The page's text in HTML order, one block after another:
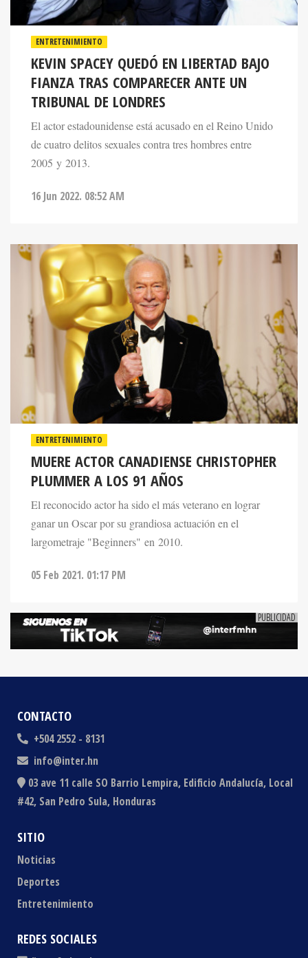
ENTRETENIMIENTO
KEVIN SPACEY QUEDÓ EN LIBERTAD BAJO
FIANZA TRAS COMPARECER ANTE UN
TRIBUNAL DE LONDRES
El actor estadounidense está acusado en el Reino Unido
de cuatro delitos sexuales contra tres hombres entre
2005 y 2013.
16 Jun 2022. 08:52 AM
ENTRETENIMIENTO
MUERE ACTOR CANADIENSE CHRISTOPHER
PLUMMER A LOS 91 AÑOS
El reconocido actor ha sido el más veterano en lograr
ganar un Oscar por su grandiosa actuación en el
largometraje "Beginners" en 2010.
05 Feb 2021. 01:17 PM
CONTACTO
+504 2552 - 8131
info@inter.hn
03 ave 11 calle SO Barrio Lempira, Edificio Andalucía, Local
#42, San Pedro Sula, Honduras
SITIO
Noticias
Deportes
Entretenimiento
REDES SOCIALES